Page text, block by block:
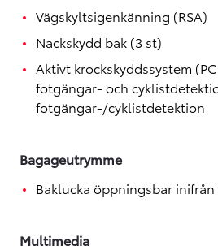
Vägskyltsigenkänning (RSA)
Nackskydd bak (3 st)
Aktivt krockskyddssystem
fotgängar- och
fotgängar-/cyklistdetektion
Bagageutrymme
Baklucka öppningsbar inifrån
Multimedia